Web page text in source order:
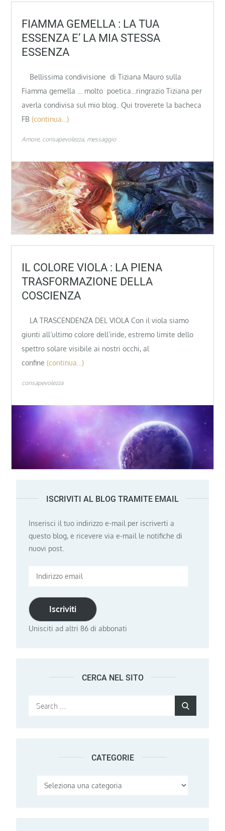
FIAMMA GEMELLA : LA TUA
ESSENZA E’ LA MIA STESSA
ESSENZA
Bellissima condivisione di Tiziana Mauro sulla
Fiamma gemella … molto poetica…ringrazio Tiziana per
averla condivisa sul mio blog.. Qui troverete la bacheca
FB (continua…)
Amore consapevolezza messaggio
IL COLORE VIOLA : LA PIENA
TRASFORMAZIONE DELLA
COSCIENZA
LA TRASCENDENZA DEL VIOLA Con il viola siamo
giunti all’ultimo colore dell’iride, estremo limite dello
spettro solare visibile ai nostri occhi, al
confine (continua…)
consapevolezza
ISCRIVITI AL BLOG TRAMITE EMAIL
Inserisci il tuo indirizzo e-mail per iscriverti a
questo blog, e ricevere via e-mail le notifiche di
nuovi post.
Indirizzo
Iscriviti
Unisciti ad altri 86 di abbonati
CERCA NEL SITO
Search
CATEGORIE
Categorie